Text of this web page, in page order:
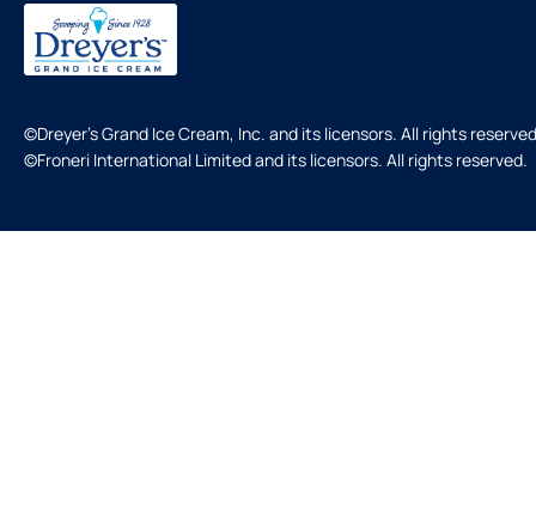
©Dreyer's Grand Ice Cream, Inc. and its licensors. All rights
©Froneri International Limited and its licensors. All rights reserved.